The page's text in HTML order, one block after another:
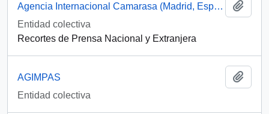
Agencia Internacional Camarasa (Madrid, España)
Entidad colectiva
Recortes de Prensa Nacional y Extranjera
AGIMPAS
Entidad colectiva